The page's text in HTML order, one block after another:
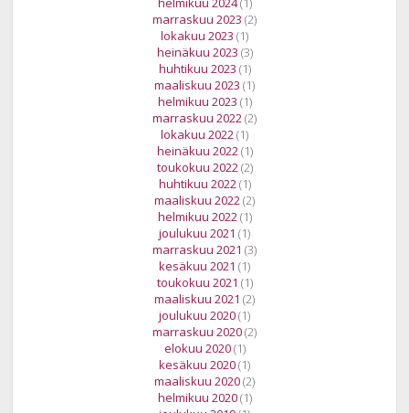
marraskuu 2023 (2)
lokakuu 2023 (1)
heinäkuu 2023 (3)
huhtikuu 2023 (1)
maaliskuu 2023 (1)
helmikuu 2023 (1)
marraskuu 2022(2)
lokakuu 2022(1)
heinäkuu 2022(1)
toukokuu 2022(2)
huhtikuu 2022(1)
maaliskuu 2022(2)
helmikuu 2022(1)
joulukuu 2021 (1)
marraskuu 2021 (3)
kesäkuu 2021 (1)
toukokuu 2021 (1)
maaliskuu 2021 (2)
joulukuu 2020(1)
marraskuu 2020(2)
elokuu 2020(1)
kesäkuu 2020(1)
maaliskuu 2020(2)
helmikuu 2020(1)